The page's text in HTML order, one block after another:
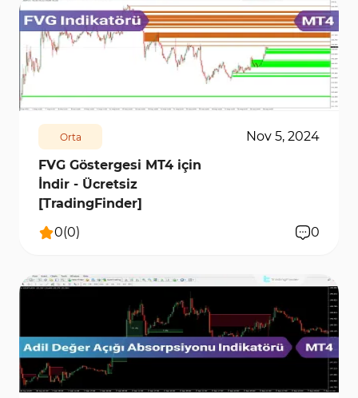
Orta
Nov 5, 2024
FVG Göstergesi MT4 için
İndir - Ücretsiz
[TradingFinder]
0(0) 0
590 7845 0